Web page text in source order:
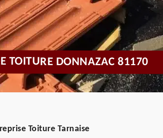
TOITURE DONNAZAC 81170
Toiture Tarnaise